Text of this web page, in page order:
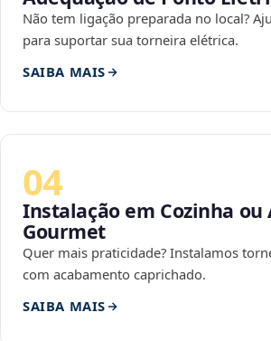
Não tem ligação preparada no local?
para suportar sua torneira elétrica.
SAIBA MAIS
04
Instalação em Cozinha ou
Gourmet
Quer mais praticidade? Instalamos
com acabamento caprichado.
SAIBA MAIS